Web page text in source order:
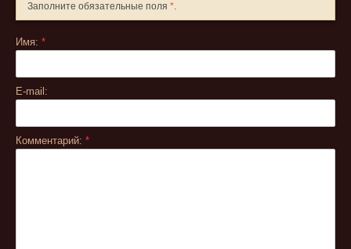
Заполните обязательные поля *.
Имя: *
E-mail:
Комментарий: *